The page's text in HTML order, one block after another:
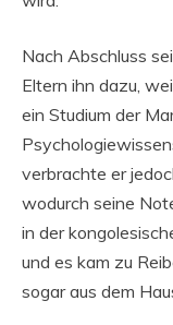
Nach Abschluss
Eltern ihn dazu,
ein Studium der
verbrachte er
wodurch seine
in der
und es kam zu
sogar aus dem